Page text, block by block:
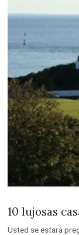
10 lujosas
Usted se estará